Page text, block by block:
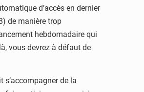
d’accès en dernier
de manière trop
hebdomadaire qui
vous devrez à défaut de
s’accompagner de la